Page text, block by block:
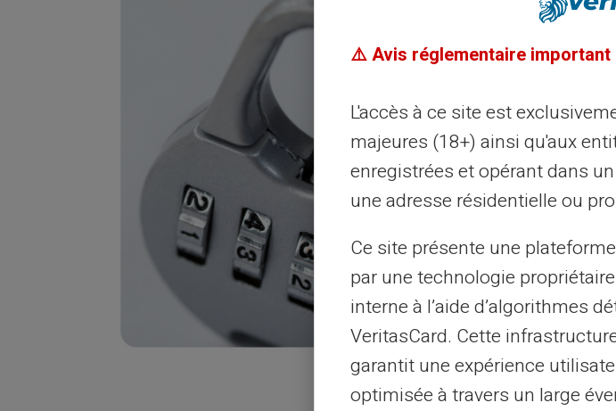
⚠️ Avis réglementaire important
L'accès à ce site est
majeures (18+) ainsi qu'aux
enregistrées et opérant dans
une adresse résidentielle ou
Ce site présente une
par une technologie
interne à l’aide d’algorithmes
VeritasCard. Cette
garantit une expérience
optimisée à travers un large